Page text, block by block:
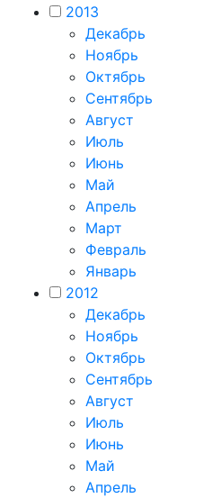
2013
Декабрь
Ноябрь
Октябрь
Сентябрь
Август
Июль
Июнь
Май
Апрель
Март
Февраль
Январь
2012
Декабрь
Ноябрь
Октябрь
Сентябрь
Август
Июль
Июнь
Май
Апрель